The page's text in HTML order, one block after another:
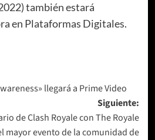
también estará
en Plataformas Digitales.
llegará a Prime Video
Siguiente:
de Clash Royale con The Royale
mayor evento de la comunidad de